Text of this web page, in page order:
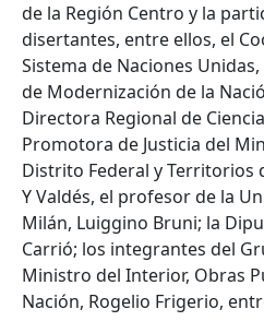
de la Región Centro y la
disertantes, entre ellos, el
Sistema de Naciones
de Modernización de la
Directora Regional de
Promotora de Justicia del
Distrito Federal y Territorios
Y Valdés, el profesor de la
Milán, Luiggino Bruni; la
Carrió; los integrantes del
Ministro del Interior, Obras
Nación, Rogelio Frigerio,